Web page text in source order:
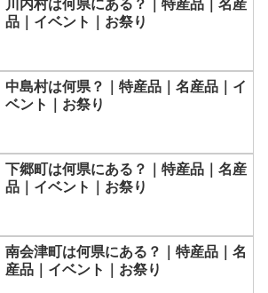
川内村は何県にある？｜特産品｜名産
品｜イベント｜お祭り
中島村は何県？｜特産品｜名産品｜イ
ベント｜お祭り
下郷町は何県にある？｜特産品｜名産
品｜イベント｜お祭り
南会津町は何県にある？｜特産品｜名
産品｜イベント｜お祭り